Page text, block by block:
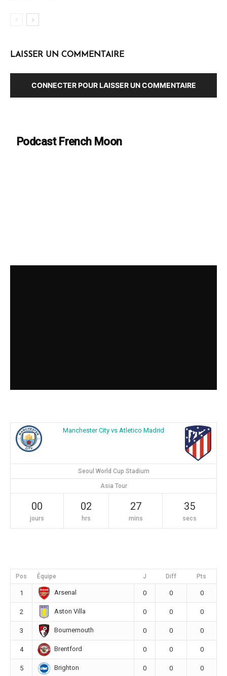
LAISSER UN COMMENTAIRE
CONNECTER POUR LAISSER UN COMMENTAIRE
Podcast French Moon
Manchester City vs Atletico Madrid
Seoul World Cup Stadium
Asia Tour
00
jours
02
hrs
27
mins
35
secs
Pos Équipe J Diff Pts
1 Arsenal 0 0 0
2 Aston Villa 0 0 0
3 Bournemouth 0 0 0
4 Brentford 0 0 0
5 Brighton 0 0 0